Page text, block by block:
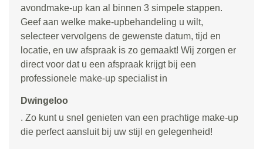
avondmake-up kan al binnen 3 simpele stappen.
Geef aan welke make-upbehandeling u wilt,
selecteer vervolgens de gewenste datum, tijd en
locatie, en uw afspraak is zo gemaakt! Wij zorgen er
direct voor dat u een afspraak krijgt bij een
professionele make-up specialist in
Dwingeloo
. Zo kunt u snel genieten van een prachtige make-up
die perfect aansluit bij uw stijl en gelegenheid!